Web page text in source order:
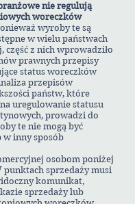
nie regulują
woreczków
wyroby te są
w wielu państwach
część z nich wprowadziło
prawnych przepisy
status woreczków
przepisów
państw, które
uregulowanie statusu
prowadzi do
te nie mogą być
w inny sposób
osobom poniżej
punktach sprzedaży musi
komunikat,
sprzedaży lub